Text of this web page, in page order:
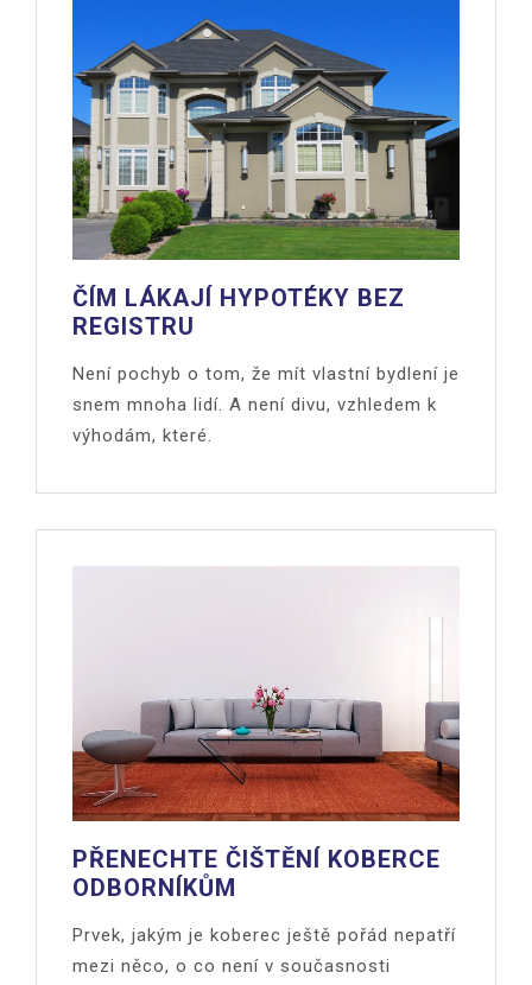
ČÍM LÁKAJÍ HYPOTÉKY BEZ
REGISTRU
Není pochyb o tom, že mít vlastní bydlení je
snem mnoha lidí. A není divu, vzhledem k
výhodám, které.
PŘENECHTE ČIŠTĚNÍ KOBERCE
ODBORNÍKŮM
Prvek, jakým je koberec ještě pořád nepatří
mezi něco, o co není v současnosti